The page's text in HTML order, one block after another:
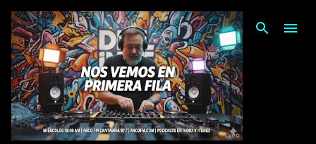
Ir al contenido principal